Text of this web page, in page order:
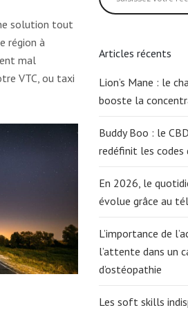
solution tout
région à
mal
VTC, ou taxi
Articles récents
Lion’s Mane : le
booste la
Buddy Boo : le
redéfinit les codes
En 2026, le
évolue grâce au
L’importance de
l’attente dans un
d’ostéopathie
Les soft skills